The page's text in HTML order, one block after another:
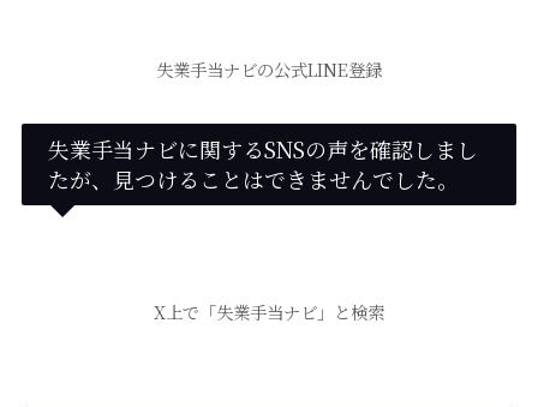
失業手当ナビの公式LINE登録
失業手当ナビに関するSNSの声を確認しまし
たが、見つけることはできませんでした。
X上で「失業手当ナビ」と検索